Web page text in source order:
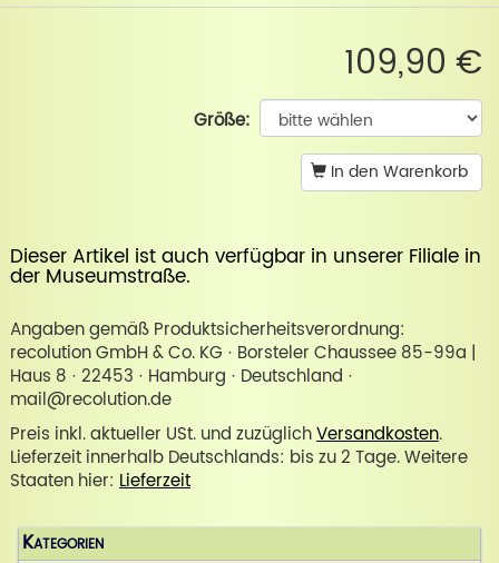
109,90 €
Größe:
In den Warenkorb
Dieser Artikel ist auch verfügbar in unserer Filiale in
der Museumstraße.
Angaben gemäß Produktsicherheitsverordnung:
recolution GmbH & Co. KG · Borsteler Chaussee 85-99a |
Haus 8 · 22453 · Hamburg · Deutschland ·
mail@recolution.de
Preis inkl. aktueller USt. und zuzüglichVersandkosten.
Lieferzeit innerhalb Deutschlands: bis zu 2 Tage. Weitere
Staaten hier: Lieferzeit
Kategorien